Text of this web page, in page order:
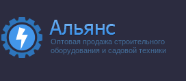
Оптовая продажа строительного
оборудования и садовой техники